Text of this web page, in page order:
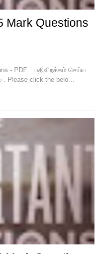
Mark Questions
- PDF. பதிவிறக்கம் செய்ய
Please click the belo...